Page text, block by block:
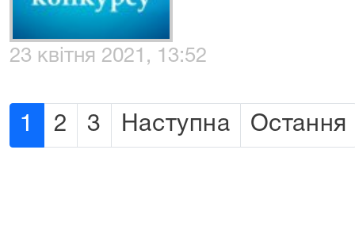
23 квітня 2021, 13:52
1 2 3 Наступна Остання